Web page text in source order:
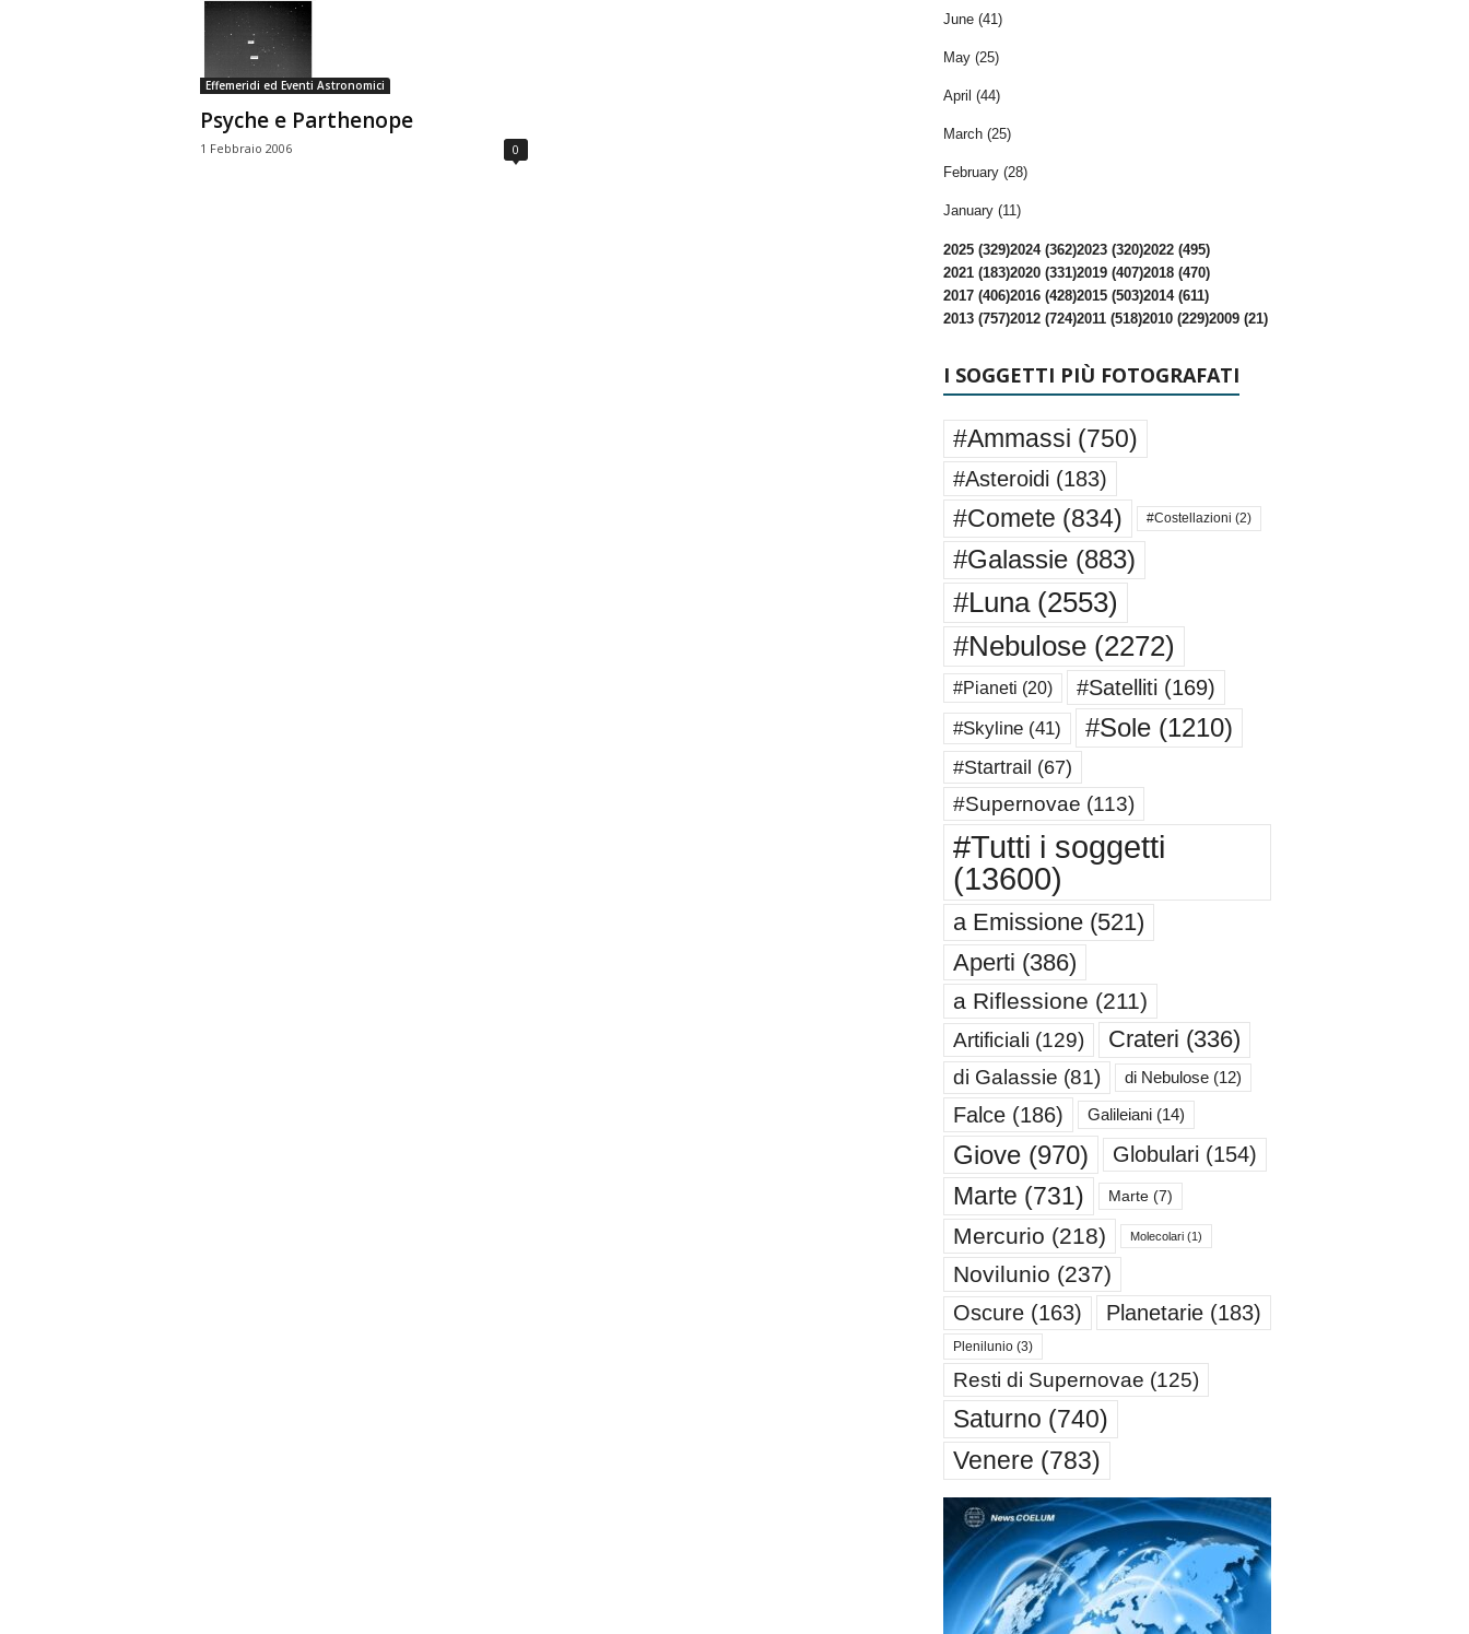
a
Effemeridi ed Eventi Astronomici
Psyche e Parthenope
1 Febbraio 2006 0
June (41)
May (25)
April (44)
March (25)
February (28)
January (11)
2025 (329)2024 (362)2023 (320)2022 (495)
2021 (183)2020 (331)2019 (407)2018 (470)
2017 (406)2016 (428)2015 (503)2014 (611)
2013 (757)2012 (724)2011 (518)2010 (229)2009 (21)
I SOGGETTI PIÙ FOTOGRAFATI
#Ammassi (750)
#Asteroidi (183)
#Comete (834) #Costellazioni (2)
#Galassie(883)
#Luna(2553)
#Nebulose(2272)
#Pianeti (20) #Satelliti (169)
#Skyline(41) #Sole(1210)
#Startrail (67)
#Supernovae (113)
#Tutti i soggetti
(13600)
a Emissione(521)
Aperti (386)
a Riflessione (211)
Artificiali (129) Crateri (336)
di Galassie (81) di Nebulose(12)
Falce(186) Galileiani(14)
Giove(970) Globulari (154)
Marte (731) Marte(7)
Mercurio (218) Molecolari(1)
Novilunio (237)
Oscure(163) Planetarie(183)
Plenilunio(3)
Resti di Supernovae (125)
Saturno (740)
Venere (783)